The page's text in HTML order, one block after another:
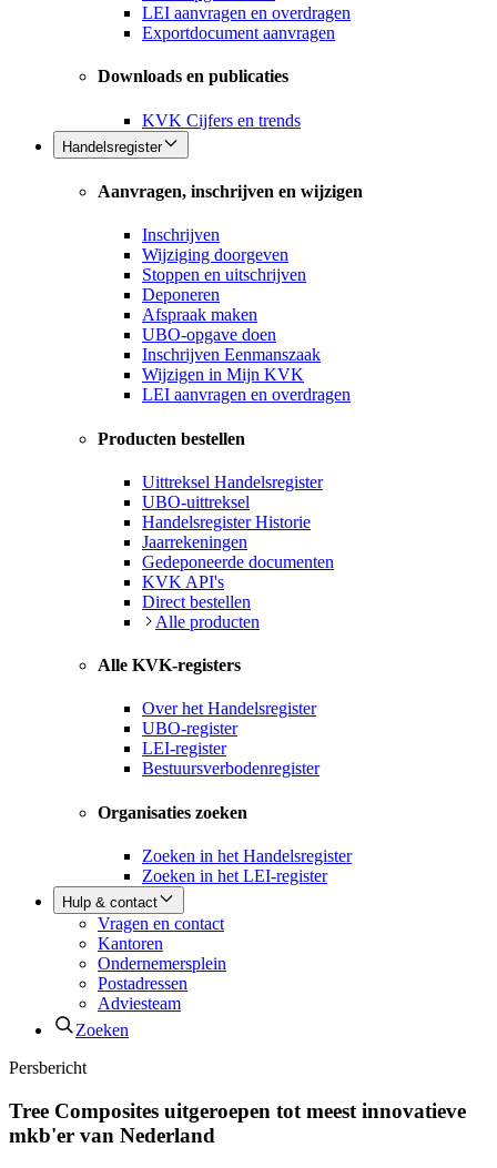
LEI aanvragen en overdragen
Exportdocument aanvragen
Downloads en publicaties
KVK Cijfers en trends
Handelsregister
Aanvragen, inschrijven en wijzigen
Inschrijven
Wijziging doorgeven
Stoppen en uitschrijven
Deponeren
Afspraak maken
UBO-opgave doen
Inschrijven Eenmanszaak
Wijzigen in Mijn KVK
LEI aanvragen en overdragen
Producten bestellen
Uittreksel Handelsregister
UBO-uittreksel
Handelsregister Historie
Jaarrekeningen
Gedeponeerde documenten
KVK API's
Direct bestellen
Alle producten
Alle KVK-registers
Over het Handelsregister
UBO-register
LEI-register
Bestuursverbodenregister
Organisaties zoeken
Zoeken in het Handelsregister
Zoeken in het LEI-register
Hulp & contact
Vragen en contact
Kantoren
Ondernemersplein
Postadressen
Adviesteam
Zoeken
Persbericht
Tree Composites uitgeroepen tot meest innovatieve
mkb'er van Nederland